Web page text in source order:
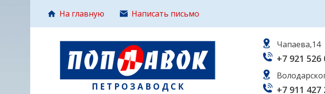
На главную Написать письмо
ПЕТРОЗАВОДСК
Чапаева,14
+7 921 526
+7 911 427